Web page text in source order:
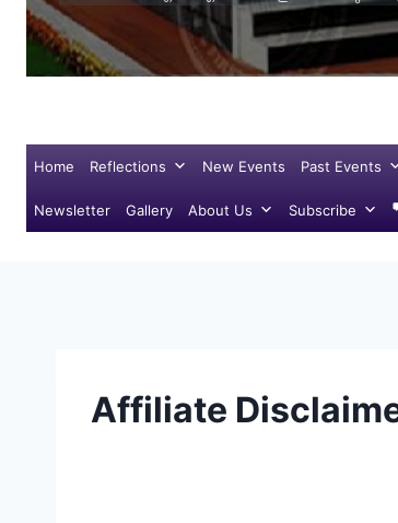
Home Reflections New Events Past Events
Newsletter Gallery About Us Subscribe
Affiliate